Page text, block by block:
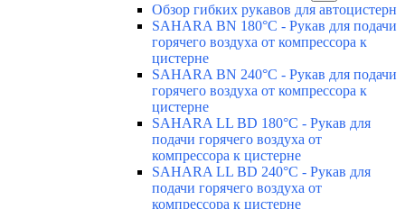
Обзор гибких рукавов для автоцистерн
SAHARA BN 180°C - Рукав для подачи
горячего воздуха от компрессора к
цистерне
SAHARA BN 240°C - Рукав для подачи
горячего воздуха от компрессора к
цистерне
SAHARA LL BD 180°C - Рукав для
подачи горячего воздуха от
компрессора к цистерне
SAHARA LL BD 240°C - Рукав для
подачи горячего воздуха от
компрессора к цистерне